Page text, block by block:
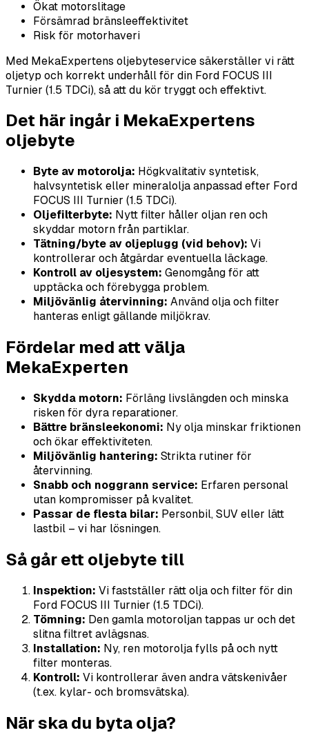
Ökat motorslitage
Försämrad bränsleeffektivitet
Risk för motorhaveri
Med MekaExpertens oljebyteservice säkerställer vi rätt
oljetyp och korrekt underhåll för din Ford FOCUS III
Turnier (1.5 TDCi), så att du kör tryggt och effektivt.
Det här ingår i MekaExpertens
oljebyte
Byte av motorolja: Högkvalitativ syntetisk,
halvsyntetisk eller mineralolja anpassad efter Ford
FOCUS III Turnier (1.5 TDCi).
Oljefilterbyte: Nytt filter håller oljan ren och
skyddar motorn från partiklar.
Tätning/byte av oljeplugg (vid behov): Vi
kontrollerar och åtgärdar eventuella läckage.
Kontroll av oljesystem: Genomgång för att
upptäcka och förebygga problem.
Miljövänlig återvinning: Använd olja och filter
hanteras enligt gällande miljökrav.
Fördelar med att välja
MekaExperten
Skydda motorn: Förläng livslängden och minska
risken för dyra reparationer.
Bättre bränsleekonomi: Ny olja minskar friktionen
och ökar effektiviteten.
Miljövänlig hantering: Strikta rutiner för
återvinning.
Snabb och noggrann service: Erfaren personal
utan kompromisser på kvalitet.
Passar de flesta bilar: Personbil, SUV eller lätt
lastbil – vi har lösningen.
Så går ett oljebyte till
Inspektion: Vi fastställer rätt olja och filter för din
Ford FOCUS III Turnier (1.5 TDCi).
Tömning: Den gamla motoroljan tappas ur och det
slitna filtret avlägsnas.
Installation: Ny, ren motorolja fylls på och nytt
filter monteras.
Kontroll: Vi kontrollerar även andra vätskenivåer
(t.ex. kylar- och bromsvätska).
När ska du byta olja?